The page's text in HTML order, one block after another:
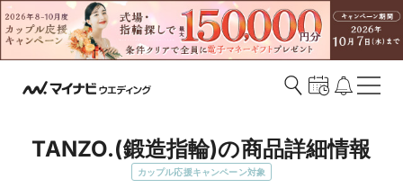
TANZO.(鍛造指輪)の商品詳細情報
カップル応援キャンペーン対象